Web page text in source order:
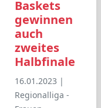
Baskets
gewinnen
auch
zweites
Halbfinale
16.01.2023 |
Regionalliga -